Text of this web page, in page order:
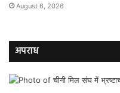
August 6, 2026
अपराध